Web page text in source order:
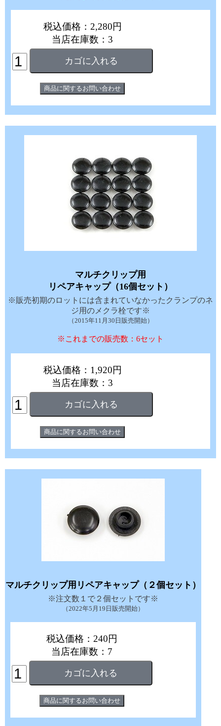
税込価格：2,280円
当店在庫数：3
マルチクリップ用
リペアキャップ（16個セット）
※販売初期のロットには含まれていなかったクランプのネ
ジ用のメクラ栓です※
（2015年11月30日販売開始）
※これまでの販売数：6セット
税込価格：1,920円
当店在庫数：3
マルチクリップ用リペアキャップ（２個セット）
※注文数１で２個セットです※
（2022年5月19日販売開始）
税込価格：240円
当店在庫数：7